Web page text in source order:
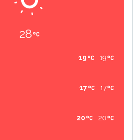
28
19
19
17
17
20
20